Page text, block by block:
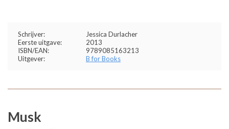
Schrijver:
Jessica Durlacher
Eerste uitgave:
2013
ISBN/EAN:
9789085163213
Uitgever:
B for Books
Musk